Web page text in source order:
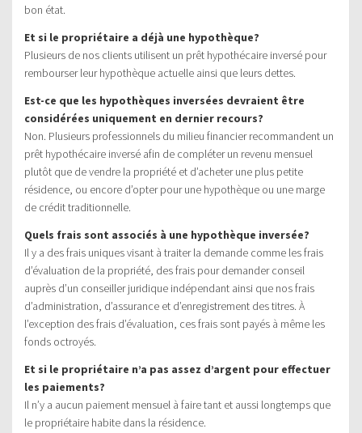
bon état.
Et si le propriétaire a déjà une hypothèque?
Plusieurs de nos clients utilisent un prêt hypothécaire inversé pour
rembourser leur hypothèque actuelle ainsi que leurs dettes.
Est-ce que les hypothèques inversées devraient être
considérées uniquement en dernier recours?
Non. Plusieurs professionnels du milieu financier recommandent un
prêt hypothécaire inversé afin de compléter un revenu mensuel
plutôt que de vendre la propriété et d’acheter une plus petite
résidence, ou encore d’opter pour une hypothèque ou une marge
de crédit traditionnelle.
Quels frais sont associés à une hypothèque inversée?
Il y a des frais uniques visant à traiter la demande comme les frais
d’évaluation de la propriété, des frais pour demander conseil
auprès d’un conseiller juridique indépendant ainsi que nos frais
d’administration, d’assurance et d’enregistrement des titres. À
l’exception des frais d’évaluation, ces frais sont payés à même les
fonds octroyés.
Et si le propriétaire n’a pas assez d’argent pour effectuer
les paiements?
Il n’y a aucun paiement mensuel à faire tant et aussi longtemps que
le propriétaire habite dans la résidence.